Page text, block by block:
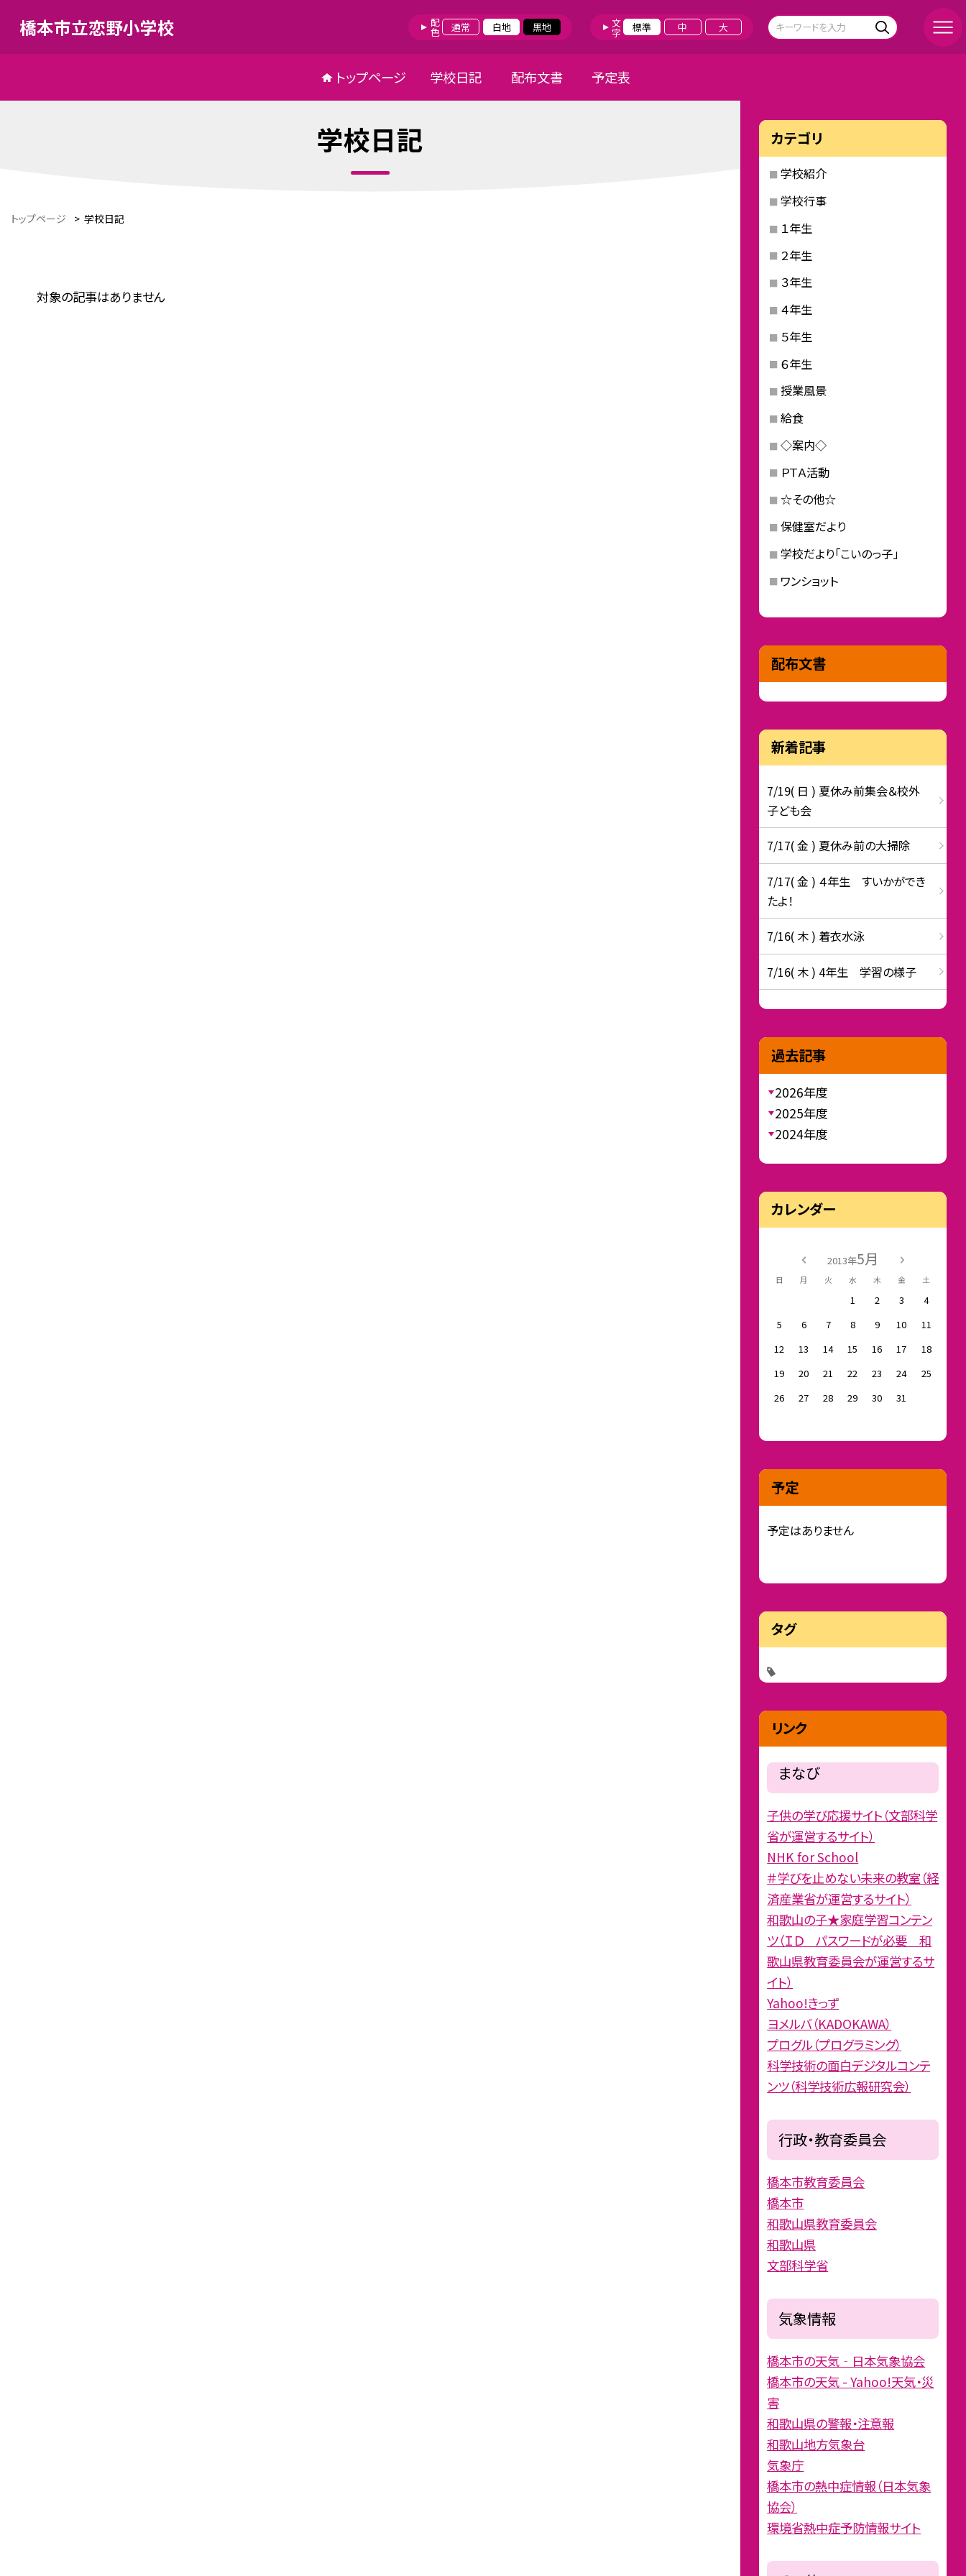
橋本市立恋野小学校 配色 通常 白地 黒地 文字 標準 中 大
トップページ 学校日記 配布文書 予定表
学校日記
トップページ > 学校日記
対象の記事はありません
カテゴリ
学校紹介
学校行事
１年生
２年生
３年生
４年生
５年生
６年生
授業風景
給食
◇案内◇
ＰＴＡ活動
☆その他☆
保健室だより
学校だより「こいのっ子」
ワンショット
配布文書
新着記事
7/19( 日 ) 夏休み前集会＆校外
子ども会
7/17( 金 ) 夏休み前の大掃除
7/17( 金 ) ４年生 すいかができ
たよ！
7/16( 木 ) 着衣水泳
7/16( 木 ) 4年生 学習の様子
過去記事
2026年度
2025年度
2024年度
カレンダー
2013年5月
日 月 火 水 木 金 土
1 2 3
4
5
6 7 8 9 10
11
12
13 14 15 16 17
18
19
20 21 22 23 24
25
26
27 28 29 30 31
予定
予定はありません
タグ
リンク
まなび
子供の学び応援サイト（文部科学
省が運営するサイト）
NHK for School
＃学びを止めない未来の教室（経
済産業省が運営するサイト）
和歌山の子★家庭学習コンテン
ツ（ＩＤ パスワードが必要 和
歌山県教育委員会が運営するサ
イト）
Yahoo!きっず
ヨメルバ（KADOKAWA）
プログル（プログラミング）
科学技術の面白デジタルコンテ
ンツ（科学技術広報研究会）
行政・教育委員会
橋本市教育委員会
橋本市
和歌山県教育委員会
和歌山県
文部科学省
気象情報
橋本市の天気‐日本気象協会
橋本市の天気 - Yahoo!天気・災
害
和歌山県の警報・注意報
和歌山地方気象台
気象庁
橋本市の熱中症情報（日本気象
協会）
環境省熱中症予防情報サイト